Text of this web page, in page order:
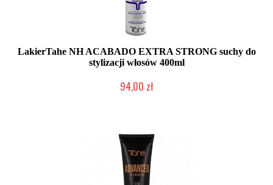
LakierTahe NH ACABADO EXTRA STRONG suchy do
stylizacji włosów 400ml
94,00 zł